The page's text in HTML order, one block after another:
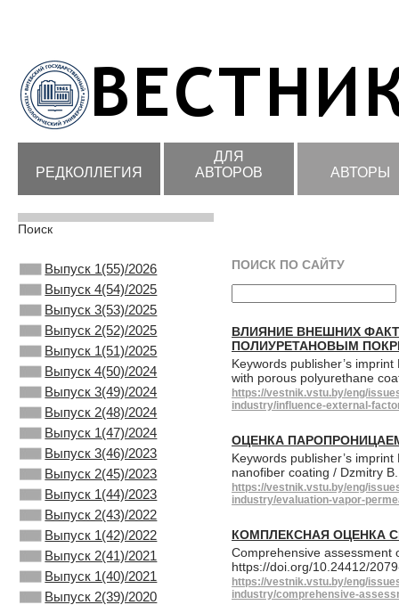
РЕДКОЛЛЕГИЯ
ДЛЯ
АВТОРОВ
АВТОРЫ
Поиск
Выпуск 1(55)/2026
Выпуск 4(54)/2025
Выпуск 3(53)/2025
Выпуск 2(52)/2025
Выпуск 1(51)/2025
Выпуск 4(50)/2024
Выпуск 3(49)/2024
Выпуск 2(48)/2024
Выпуск 1(47)/2024
Выпуск 3(46)/2023
Выпуск 2(45)/2023
Выпуск 1(44)/2023
Выпуск 2(43)/2022
Выпуск 1(42)/2022
Выпуск 2(41)/2021
Выпуск 1(40)/2021
Выпуск 2(39)/2020
ПОИСК ПО САЙТУ
ВЛИЯНИЕ ВНЕШНИХ
ПОЛИУРЕТАНОВЫМ
Keywords publisher’s
with porous polyurethane
https://vestnik.vstu.by/eng/
industry/influence-external-
ОЦЕНКА
Keywords publisher’s
nanofiber coating / Dzmitry
https://vestnik.vstu.by/eng/
industry/evaluation-vapor-
КОМПЛЕКСНАЯ ОЦЕНКА
Comprehensive assessment
https://doi.org/10.24412/
https://vestnik.vstu.by/eng/
industry/comprehensive-